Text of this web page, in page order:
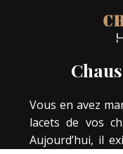
Vous en avez
lacets de vos
Aujourd’hui, il